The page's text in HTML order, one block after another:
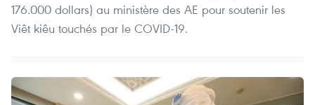
176.000 dollars) au ministère des AE pour soutenir les
Viêt kiêu touchés par le COVID-19.